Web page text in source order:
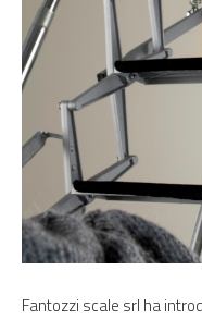
Fantozzi scale srl ha